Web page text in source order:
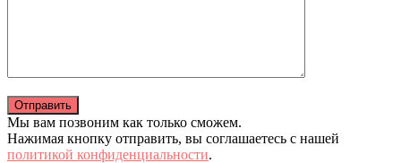
Мы вам позвоним как только сможем.
Нажимая кнопку отправить, вы соглашаетесь с нашей
политикой конфиденциальности.